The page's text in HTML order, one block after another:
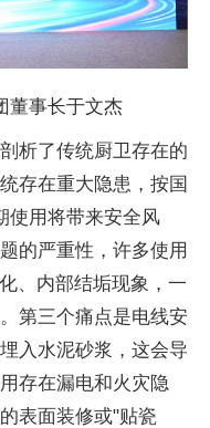
董事长于文杰
析了传统厨卫存在的
存在重大隐患，按国
使用将带来安全风
的严重性，许多使用
、内部结垢现象，一
第三个痛点是电线安
入水泥砂浆，这会导
存在漏电和火灾隐
表面装修或"贴瓷